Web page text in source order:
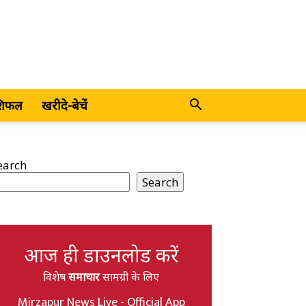
खरीदे-बेचें
Search
आज ही डाउनलोड करें
विशेषसमाचारसामग्री के लिए